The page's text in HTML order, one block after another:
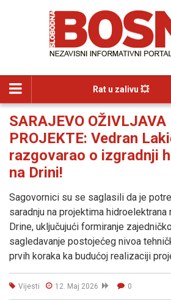
Rat u zalivu 💥
SARAJEVO OŽIVLJAVA
PROJEKTE: Vedran
razgovarao o izgradnji
na Drini!
Sagovornici su se saglasili da je
saradnju na projektima hidroelektrana
Drine, uključujući formiranje
sagledavanje postojećeg nivoa
prvih koraka ka budućoj realizaciji
Vijesti 12. Maj 2026 0